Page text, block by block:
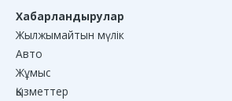
Хабарландырулар
Жылжымайтын мүлік
Авто
Жұмыс
Қызметтер